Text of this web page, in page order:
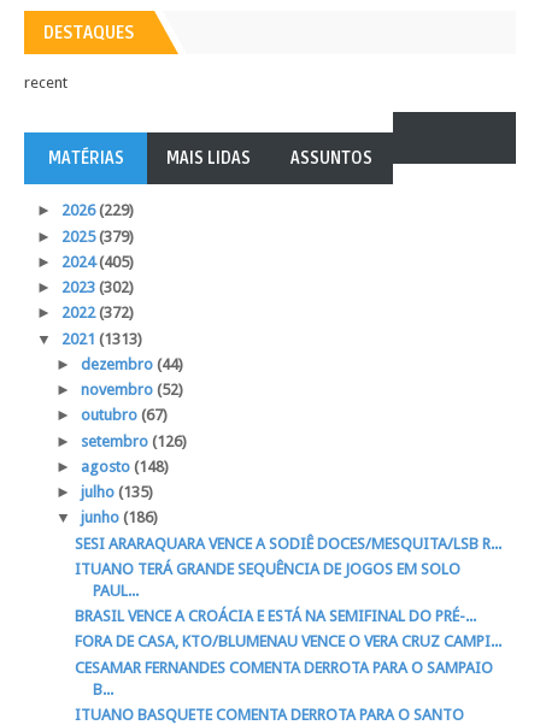
DESTAQUES
recent
MATÉRIAS MAIS LIDAS ASSUNTOS
► 2026(229)
► 2025(379)
► 2024(405)
► 2023 (302)
► 2022(372)
▼ 2021 (1313)
► dezembro (44)
► novembro (52)
► outubro (67)
► setembro (126)
► agosto (148)
► julho (135)
▼ junho (186)
SESI ARARAQUARA VENCE A SODIÊ DOCES/MESQUITA/LSB R...
ITUANO TERÁ GRANDE SEQUÊNCIA DE JOGOS EM SOLO
PAUL...
BRASIL VENCE A CROÁCIA E ESTÁ NA SEMIFINAL DO PRÉ-...
FORA DE CASA, KTO/BLUMENAU VENCE O VERA CRUZ CAMPI...
CESAMAR FERNANDES COMENTA DERROTA PARA O SAMPAIO
B...
ITUANO BASQUETE COMENTA DERROTA PARA O SANTO